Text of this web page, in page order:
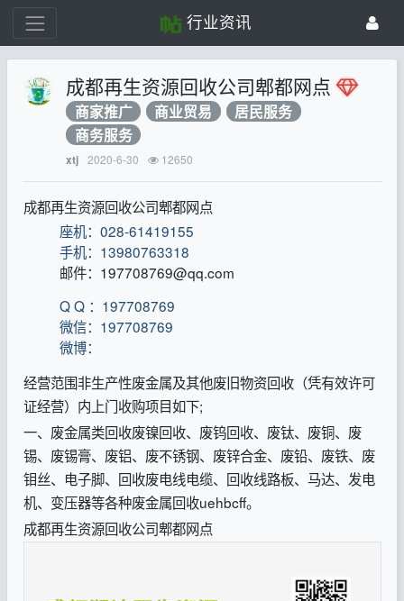
行业资讯
成都再生资源回收公司郫都网点
商家推广 商业贸易
居民服务
商务服务
xtj 2020-6-30 12650
成都再生资源回收公司郫都网点
座机：028-61419155
手机：13980763318
邮件：197708769@qq.com
Q Q ：197708769
微信：197708769
微博：
经营范围非生产性废金属及其他废旧物资回收（凭有效许可
证经营）内上门收购项目如下;
一、废金属类回收废镍回收、废钨回收、废钛、废铜、废
锡、废锡膏、废铝、废不锈钢、废锌合金、废铅、废铁、废
钼丝、电子脚、回收废电线电缆、回收线路板、马达、发电
机、变压器等各种废金属回收uehbcff。
成都再生资源回收公司郫都网点